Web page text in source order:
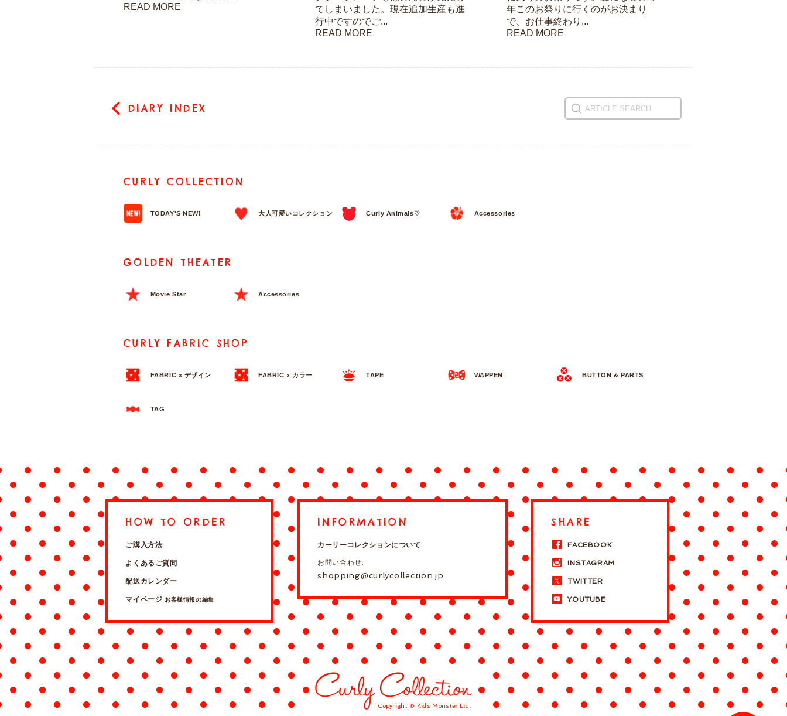
READ MORE
てしまいました。現在追加生産も進
行中ですのでご...
READ MORE
年このお祭りに行くのがお決まり
で、お仕事終わり...
READ MORE
DIARY INDEX
CURLY COLLECTION
TODAY'S NEW! 大人可愛いコレクション Curly Animals♡ Accessories
GOLDEN THEATER
Movie Star Accessories
CURLY FABRIC SHOP
FABRIC x デザイン FABRIC x カラー TAPE WAPPEN BUTTON & PARTS
TAG
HOW TO ORDER
ご購入方法
よくあるご質問
配送カレンダー
マイページお客様情報の編集
INFORMATION
カーリーコレクションについて
お問い合わせ:
shopping@curlycollection.jp
SHARE
FACEBOOK
INSTAGRAM
TWITTER
YOUTUBE
Copyright © Kids Monster Ltd.